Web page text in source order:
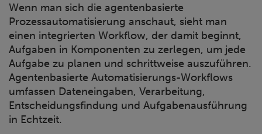
Wenn man sich die agentenbasierte
Prozessautomatisierung anschaut, sieht man
einen integrierten Workflow, der damit beginnt,
Aufgaben in Komponenten zu zerlegen, um jede
Aufgabe zu planen und schrittweise auszuführen.
Agentenbasierte Automatisierungs-Workflows
umfassen Dateneingaben, Verarbeitung,
Entscheidungsfindung und Aufgabenausführung
in Echtzeit.